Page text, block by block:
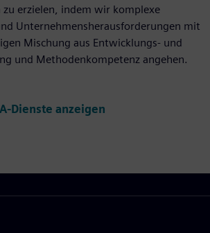
erzielen, indem wir komplexe
Unternehmensherausforderungen mit
Mischung aus Entwicklungs- und
und Methodenkompetenz angehen.
Dienste anzeigen